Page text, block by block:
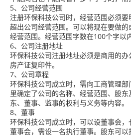
5、公司经营范围
注册环保科技公司时，经营范围必须
超出公司经营范围。可以将现在要做
经营范围。经营范围字数在100个字以
6、公司注册地址
环保科技公司注册地址必须是商用的办
房产证复印件。
7、公司章程
环保科技公司成立时，需向工商管理
里确定了公司的名称、经营范围、股
东、董事、监事的权利与义务等内容。
8、董事
环保科技公司成立时，可以设董事会
董事会，需设一名执行董事。股东可